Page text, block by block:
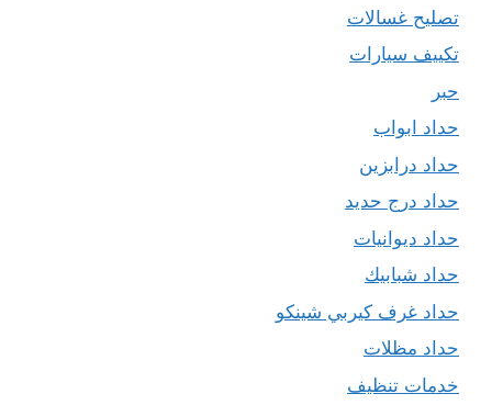
تصليح غسالات
تكييف سيارات
حبر
حداد ابواب
حداد درابزين
حداد درج حديد
حداد ديوانيات
حداد شبابيك
حداد غرف كيربي شينكو
حداد مظلات
خدمات تنظيف